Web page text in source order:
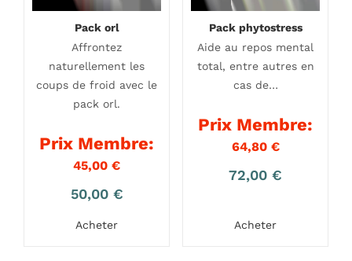
Pack orl
Affrontez
naturellement les
coups de froid avec le
pack orl.
Prix Membre:
45,00 €
50,00 €
Acheter
Pack phytostress
Aide au repos mental
total, entre autres en
cas de…
Prix Membre:
64,80 €
72,00 €
Acheter